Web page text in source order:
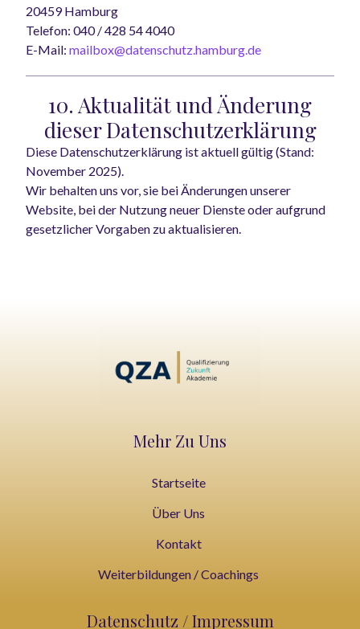
20459 Hamburg
Telefon: 040 / 428 54 4040
E-Mail: mailbox@datenschutz.hamburg.de
10. Aktualität und Änderung
dieser Datenschutzerklärung
Diese Datenschutzerklärung ist aktuell gültig (Stand:
November 2025).
Wir behalten uns vor, sie bei Änderungen unserer
Website, bei der Nutzung neuer Dienste oder aufgrund
gesetzlicher Vorgaben zu aktualisieren.
Mehr Zu Uns
Startseite
Über Uns
Kontakt
Weiterbildungen / Coachings
Datenschutz / Impressum